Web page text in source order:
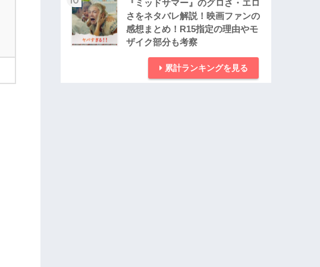
『ミッドサマー』のグロさ・エロ
さをネタバレ解説！映画ファンの
感想まとめ！R15指定の理由やモ
ザイク部分も考察
累計ランキングを見る